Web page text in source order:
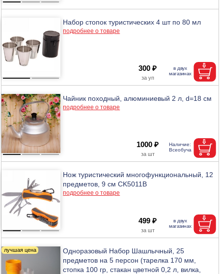
Набор стопок туристических 4 шт по 80 мл
подробнее о товаре
300 ₽
Чайник походный, алюминиевый 2 л, d=18 см
подробнее о товаре
1000 ₽
Нож туристический многофункциональный, 12
предметов, 9 см CK5011B
подробнее о товаре
499 ₽
Одноразовый Набор Шашлычный, 25
предметов на 5 персон (тарелка 170 мм,
стопка 100 гр, стакан цветной 0,2 л, вилка,